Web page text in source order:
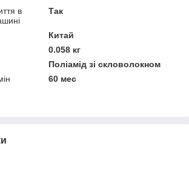
в
Так
Китай
0.058 кг
Поліамід зі скловолокном
60 мес